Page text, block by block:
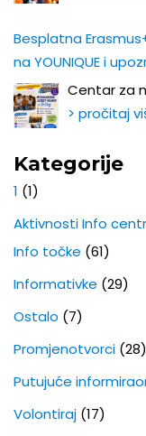
Besplatna
na YOUNIQUE i
Centar za
> pročitaj
Kategorije
1 (1)
Aktivnosti Info
Info točke (61)
Informativke (29)
Ostalo (7)
Promjenotvorci (28)
Putujuće
Volontiraj (17)